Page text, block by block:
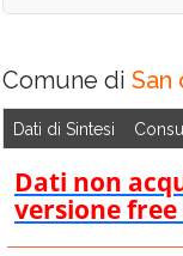
Comune di San
Dati di Sintesi
Dati non
versione free